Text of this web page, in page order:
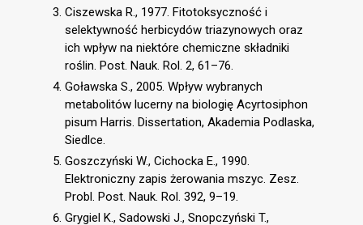
Ciszewska R., 1977. Fitotoksyczność i
selektywność herbicydów triazynowych oraz
ich wpływ na niektóre chemiczne składniki
roślin. Post. Nauk. Rol. 2, 61–76.
Goławska S., 2005. Wpływ wybranych
metabolitów lucerny na biologię Acyrtosiphon
pisum Harris. Dissertation, Akademia Podlaska,
Siedlce.
Goszczyński W., Cichocka E., 1990.
Elektroniczny zapis żerowania mszyc. Zesz.
Probl. Post. Nauk. Rol. 392, 9–19.
Grygiel K., Sadowski J., Snopczyński T.,